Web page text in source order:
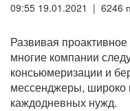
09:55 19.01.2021 | 6246
Развивая
многие компании
консьюмеризации и
мессенджеры, широко
каждодневных нужд.